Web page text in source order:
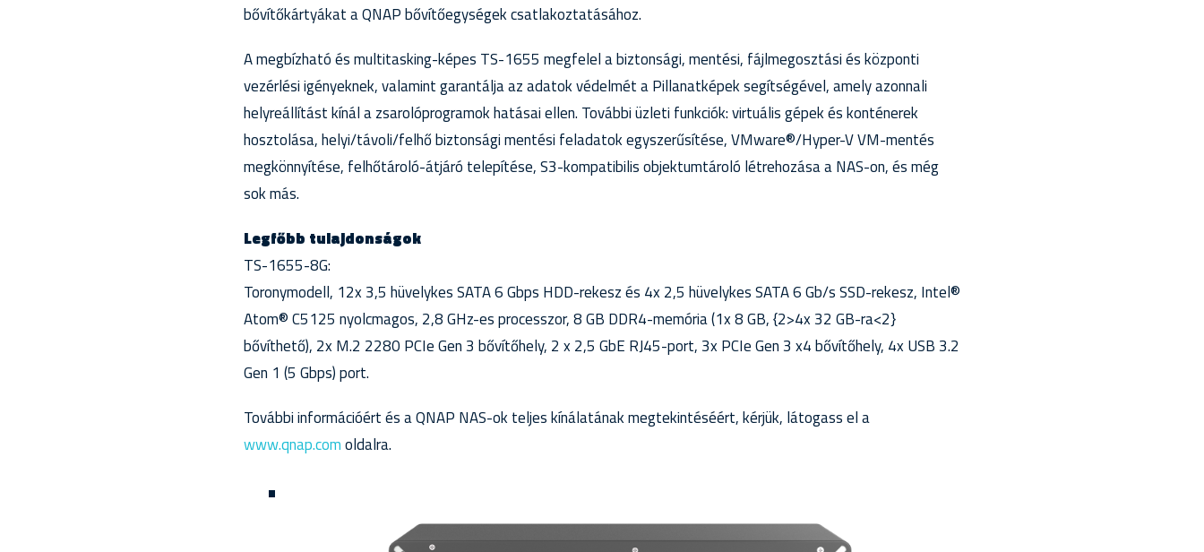
bővítőkártyákat a QNAP bővítőegységek csatlakoztatásához.
A megbízható és multitasking-képes TS-1655 megfelel a biztonsági, mentési, fájlmegosztási és központi
vezérlési igényeknek, valamint garantálja az adatok védelmét a Pillanatképek segítségével, amely azonnali
helyreállítást kínál a zsarolóprogramok hatásai ellen. További üzleti funkciók: virtuális gépek és konténerek
hosztolása, helyi/távoli/felhő biztonsági mentési feladatok egyszerűsítése, VMware®/Hyper-V VM-mentés
megkönnyítése, felhőtároló-átjáró telepítése, S3-kompatibilis objektumtároló létrehozása a NAS-on, és még
sok más.
Legfőbb tulajdonságok
TS-1655-8G:
Toronymodell, 12x 3,5 hüvelykes SATA 6 Gbps HDD-rekesz és 4x 2,5 hüvelykes SATA 6 Gb/s SSD-rekesz, Intel®
Atom® C5125 nyolcmagos, 2,8 GHz-es processzor, 8 GB DDR4-memória (1x 8 GB, {2>4x 32 GB-ra<2}
bővíthető), 2x M.2 2280 PCIe Gen 3 bővítőhely, 2 x 2,5 GbE RJ45-port, 3x PCIe Gen 3 x4 bővítőhely, 4x USB 3.2
Gen 1 (5 Gbps) port.
További információért és a QNAP NAS-ok teljes kínálatának megtekintéséért, kérjük, látogass el a
www.qnap.comoldalra.